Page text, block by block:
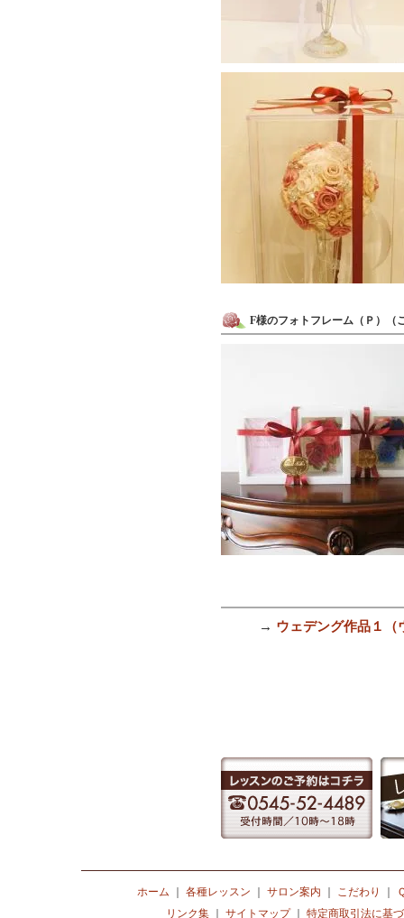
F様のフォトフレーム（Ｐ）（
→ ウェデング作品１（
ホーム 各種レッスン サロン案内 こだわり
リンク集
サイトマップ｜ 特定商取引法に基